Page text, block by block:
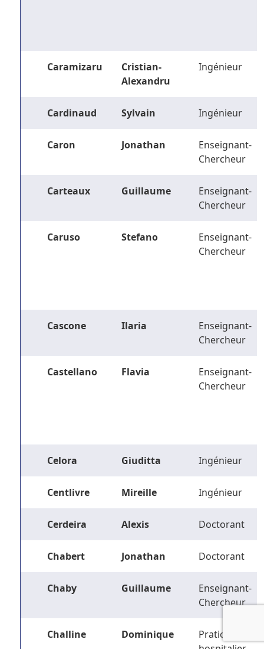
Caramizaru
Cristian-
Alexandru
Ingénieur
Cardinaud Sylvain Ingénieur
Caron Jonathan
Enseignant-
Chercheur
Carteaux Guillaume
Enseignant-
Chercheur
Caruso Stefano
Enseignant-
Chercheur
Cascone Ilaria
Enseignant-
Chercheur
Castellano Flavia
Enseignant-
Chercheur
Celora Giuditta Ingénieur
Centlivre Mireille Ingénieur
Cerdeira Alexis Doctorant
Chabert Jonathan Doctorant
Chaby Guillaume
Enseignant-
Chercheur
Challine Dominique
Praticien